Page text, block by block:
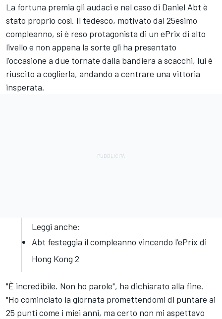
La fortuna premia gli audaci e nel caso di Daniel Abt è
stato proprio così. Il tedesco, motivato dal 25esimo
compleanno, si è reso protagonista di un ePrix di alto
livello e non appena la sorte gli ha presentato
l’occasione a due tornate dalla bandiera a scacchi, lui è
riuscito a coglierla, andando a centrare una vittoria
insperata.
Leggi anche:
Abt festeggia il compleanno vincendo l’ePrix di
Hong Kong 2
"È incredibile. Non ho parole", ha dichiarato alla fine.
"Ho cominciato la giornata promettendomi di puntare ai
25 punti come i miei anni, ma certo non mi aspettavo